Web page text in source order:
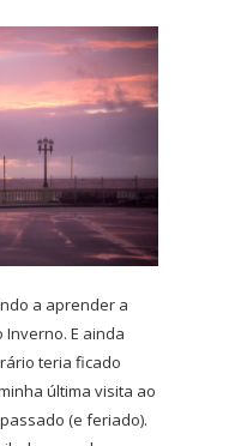
a aprender a
E ainda
teria ficado
última visita ao
(e feriado).